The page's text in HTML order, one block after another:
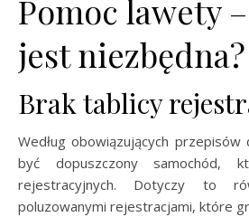
Pomoc lawety
jest niezbędna?
Brak tablicy
Według obowiązujących
być dopuszczony samochód,
rejestracyjnych. Dotyczy to
poluzowanymi rejestracjami, które